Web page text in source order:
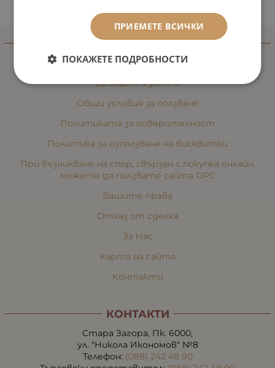
ИНФОРМАЦИЯ
Доставка и плащане
Връщане и замяна
Общи условия за ползване
Политиката за поверителност
Политика за използване на бисквитки
При възникване на спор, свързан с покупка онлайн,
можете да ползвате сайта ОРС
Вашите права
Отказ от сделка
За Нас
Карта на сайта
Контакти
КОНТАКТИ
Стара Загора, Пк. 6000,
ул. "Никола Икономов" №8
Телефон: (088) 242 48 90
ПРИЕМЕТЕ ВСИЧКИ
ПОКАЖЕТЕ ПОДРОБНОСТИ